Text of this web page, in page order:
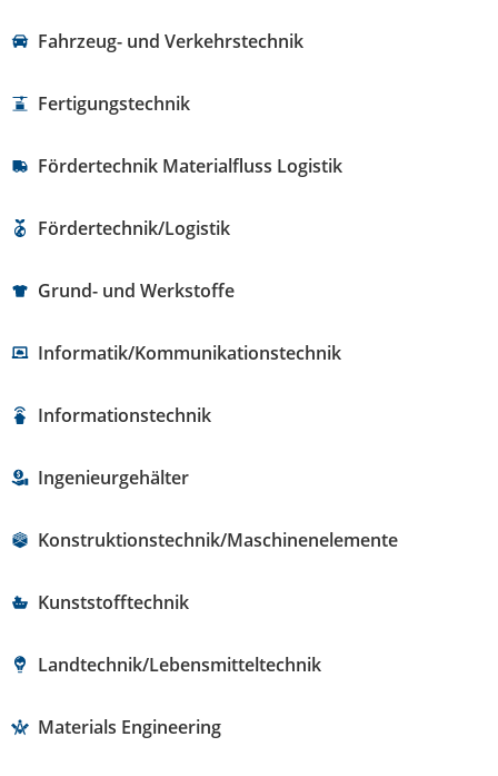
Fahrzeug- und Verkehrstechnik
Fertigungstechnik
Fördertechnik Materialfluss Logistik
Fördertechnik/Logistik
Grund- und Werkstoffe
Informatik/Kommunikationstechnik
Informationstechnik
Ingenieurgehälter
Konstruktionstechnik/Maschinenelemente
Kunststofftechnik
Landtechnik/Lebensmitteltechnik
Materials Engineering